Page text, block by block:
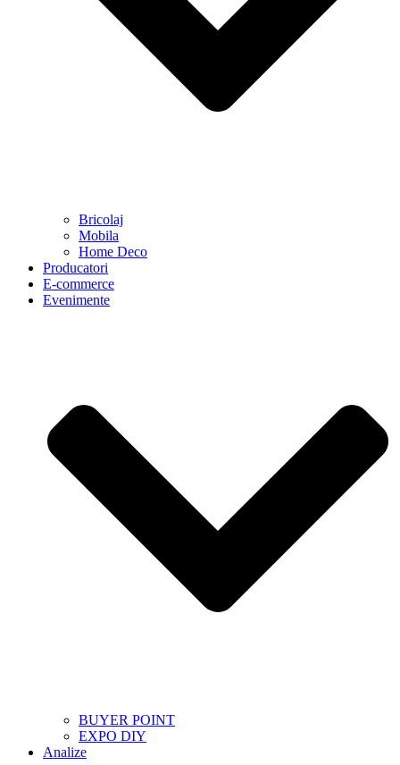
Bricolaj
Mobila
Home Deco
Producatori
E-commerce
Evenimente
BUYER POINT
EXPO DIY
Analize